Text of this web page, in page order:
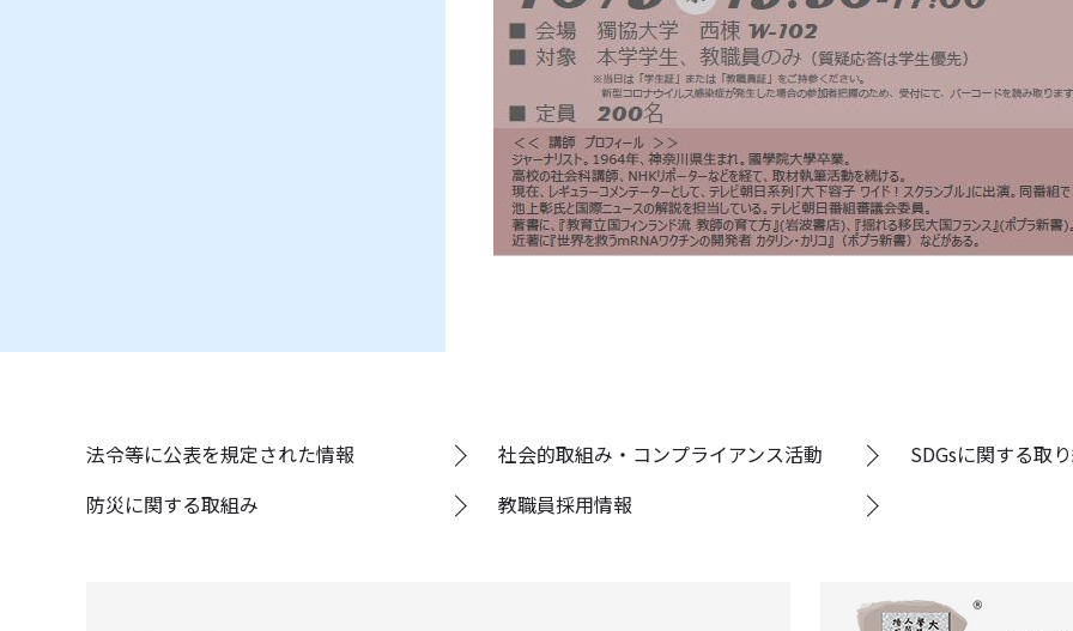
法令等に公表を規定された情報 社会的取組み・コンプライアンス活動
SDGsに関する取
防災に関する取組み
教職員採用情報